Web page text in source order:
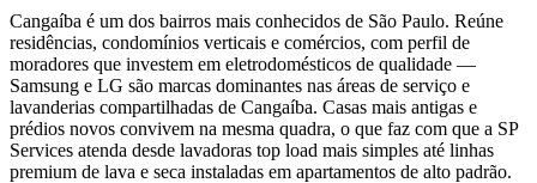
Cangaíba é um dos bairros mais conhecidos de São Paulo. Reúne
residências, condomínios verticais e comércios, com perfil de
moradores que investem em eletrodomésticos de qualidade —
Samsung e LG são marcas dominantes nas áreas de serviço e
lavanderias compartilhadas de Cangaíba. Casas mais antigas e
prédios novos convivem na mesma quadra, o que faz com que a SP
Services atenda desde lavadoras top load mais simples até linhas
premium de lava e seca instaladas em apartamentos de alto padrão.